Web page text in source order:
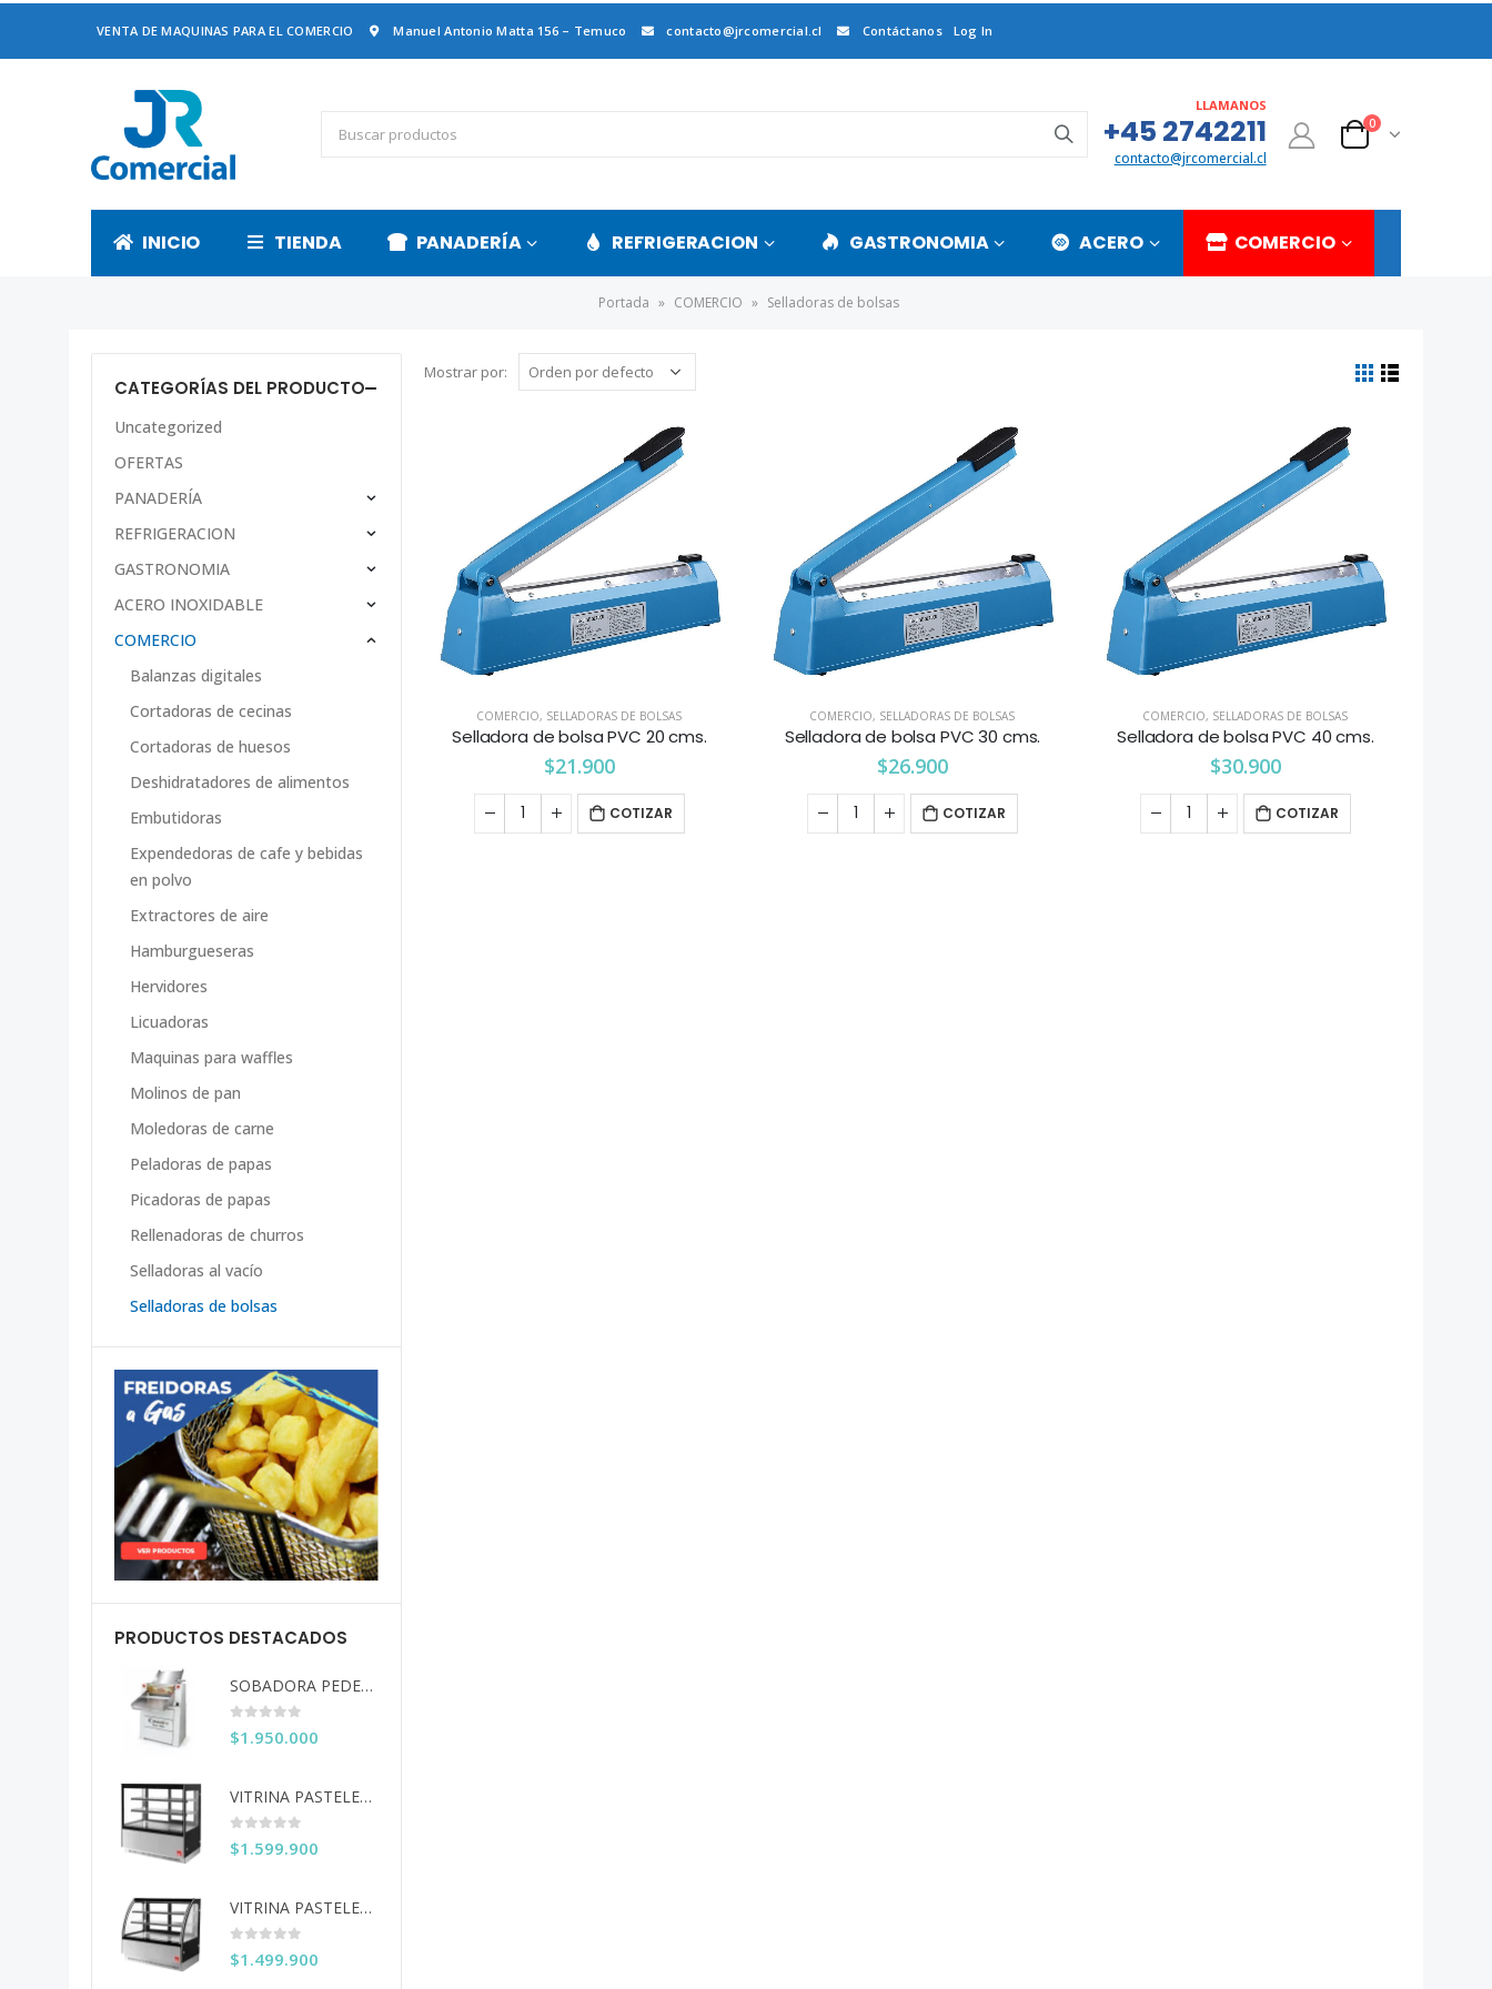
VENTA DE MAQUINAS PARA EL COMERCIO Manuel Antonio Matta 156 – Temuco contacto@jrcomercial.cl Contáctanos Log In
LLAMANOS
+45 2742211
contacto@jrcomercial.cl
0
INICIO TIENDA PANADERÍA REFRIGERACION GASTRONOMIA ACERO COMERCIO
Portada » COMERCIO » Selladoras de bolsas
Mostrar por:
COMERCIO, SELLADORAS DE BOLSAS
Selladora de bolsa PVC 20 cms.
$21.900
COTIZAR
COMERCIO, SELLADORAS DE BOLSAS
Selladora de bolsa PVC 30 cms.
$26.900
COTIZAR
COMERCIO, SELLADORAS DE BOLSAS
Selladora de bolsa PVC 40 cms.
$30.900
COTIZAR
CATEGORÍAS DEL PRODUCTO
Uncategorized
OFERTAS
PANADERÍA
REFRIGERACION
GASTRONOMIA
ACERO INOXIDABLE
COMERCIO
Balanzas digitales
Cortadoras de cecinas
Cortadoras de huesos
Deshidratadores de alimentos
Embutidoras
Expendedoras de cafe y bebidas
en polvo
Extractores de aire
Hamburgueseras
Hervidores
Licuadoras
Maquinas para waffles
Molinos de pan
Moledoras de carne
Peladoras de papas
Picadoras de papas
Rellenadoras de churros
Selladoras al vacío
Selladoras de bolsas
PRODUCTOS DESTACADOS
SOBADORA PEDESTAL 60 CM COUSIÑO
0
$1.950.000
VITRINA PASTELERA ITA RECTA 150 CM
0
$1.599.900
VITRINA PASTELERA ITA CURVA 150 CM
0
$1.499.900